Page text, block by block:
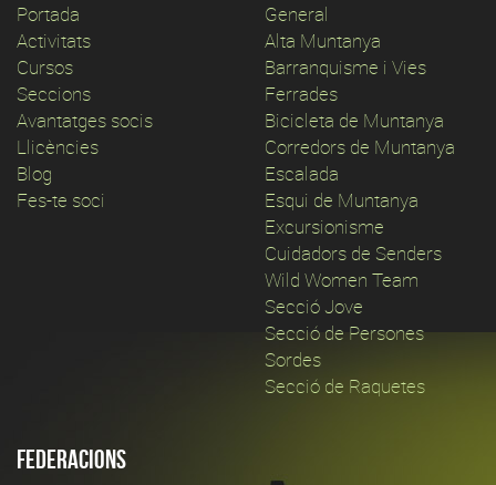
Portada
Activitats
Cursos
Seccions
Avantatges socis
Llicències
Blog
Fes-te soci
General
Alta Muntanya
Barranquisme i Vies
Ferrades
Bicicleta de Muntanya
Corredors de Muntanya
Escalada
Esqui de Muntanya
Excursionisme
Cuidadors de Senders
Wild Women Team
Secció Jove
Secció de Persones
Sordes
Secció de Raquetes
Federacions